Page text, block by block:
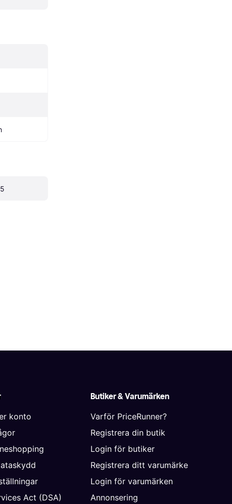
konto
Act (DSA)
Butiker & Varumärken
Varför PriceRunner?
Registrera din butik
Login för butiker
Registrera ditt varumärke
Login för varumärken
Annonsering